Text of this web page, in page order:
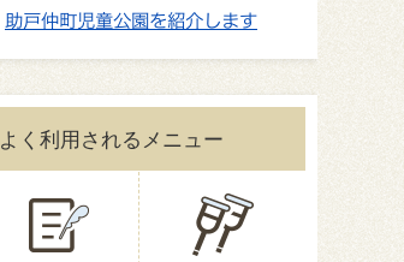
助戸仲町児童公園を紹介します
よく利用されるメニュー